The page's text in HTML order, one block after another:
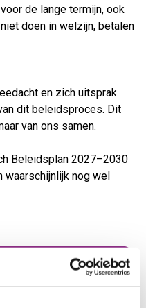
de lange termijn, ook
doen in welzijn, betalen
en zich uitsprak.
dit beleidsproces. Dit
van ons samen.
Beleidsplan 2027–2030
waarschijnlijk nog wel